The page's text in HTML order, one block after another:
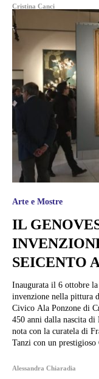
Cristina Canci
Arte e Mostre
IL
SEICENTO
Inaugurata il 6 ottobre
invenzione nella pittura
Civico Ala Ponzone di
450 anni dalla nascita
nota con la curatela di
Alessandra Chiaradia